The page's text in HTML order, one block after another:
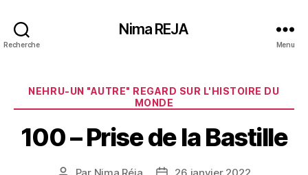
Recherche
Nima REJA
Menu
Catégories
NEHRU-UN "AUTRE" REGARD SUR L'HISTOIRE DU
MONDE
100 – Prise de la Bastille
Par Nima Réja
26 janvier 2022